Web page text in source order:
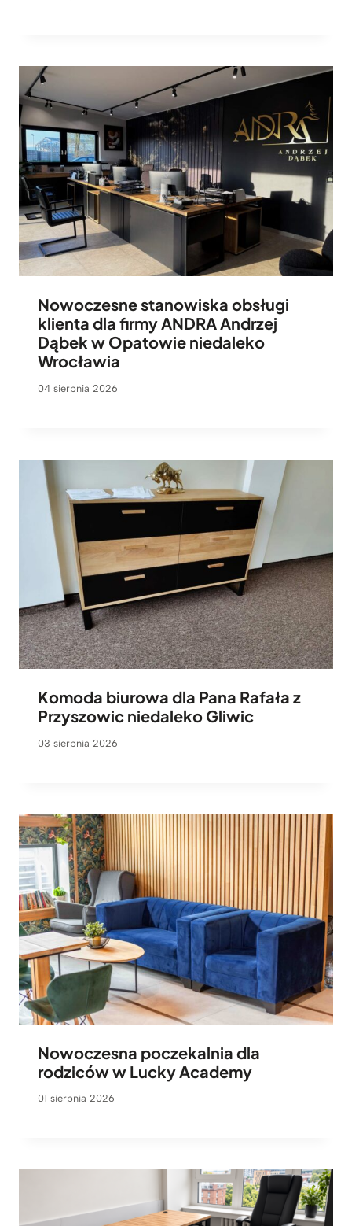
Nowoczesne stanowiska obsługi
klienta dla firmy ANDRA Andrzej
Dąbek w Opatowie niedaleko
Wrocławia
04 sierpnia 2026
Komoda biurowa dla Pana Rafała z
Przyszowic niedaleko Gliwic
03 sierpnia 2026
Nowoczesna poczekalnia dla
rodziców w Lucky Academy
01 sierpnia 2026